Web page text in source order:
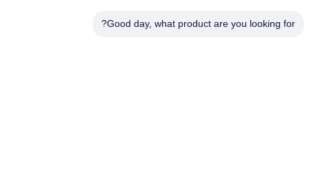
Good day, what product are you looking for?